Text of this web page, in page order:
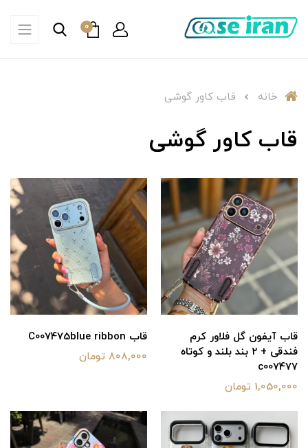
0
خانه قاب کاور گوشی
قاب کاور گوشی
قاب آیفون گل فلاور کرم
فندقی + ۲ بند بلند و کوتاه
c007477
1,050,000 تومان
قاب C007475blue ribbon
808,000 تومان